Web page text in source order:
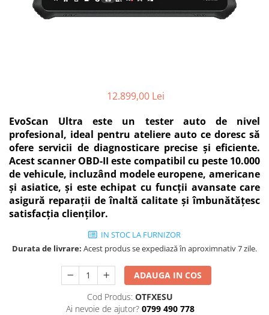
12.899,00 Lei
EvoScan Ultra este un tester auto de nivel
profesional, ideal pentru ateliere auto ce doresc să
ofere servicii de diagnosticare precise și eficiente.
Acest scanner OBD-II este compatibil cu peste 10.000
de vehicule, incluzând modele europene, americane
și asiatice, și este echipat cu funcții avansate care
asigură reparații de înaltă calitate și îmbunătățesc
satisfacția clienților.
IN STOC LA FURNIZOR
Durata de livrare: Acest produs se expediază în aproximnativ 7 zile.
ADAUGA IN COS
Cod Produs: OTFXESU
Ai nevoie de ajutor? 0799 490 778